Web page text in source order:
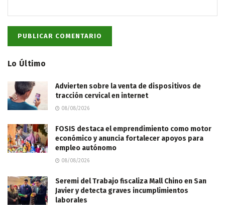
Lo Último
Advierten sobre la venta de dispositivos de
tracción cervical en internet
08/08/2026
FOSIS destaca el emprendimiento como motor
económico y anuncia fortalecer apoyos para
empleo autónomo
08/08/2026
Seremi del Trabajo fiscaliza Mall Chino en San
Javier y detecta graves incumplimientos
laborales